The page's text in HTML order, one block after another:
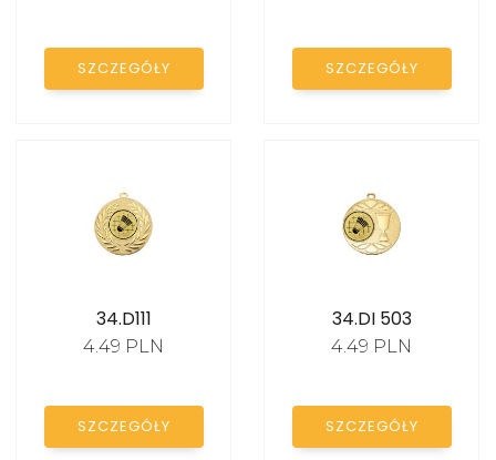
PROMOCJE
etui na medale
medale piłkarskie
Medale piłka ręczna
Medale tenis stołowy
SZCZEGÓŁY SZCZEGÓŁY
34.D111
4.49 PLN
SZCZEGÓŁY
34.DI 503
4.49 PLN
SZCZEGÓŁY